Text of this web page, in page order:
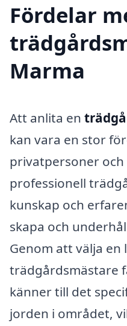
Fördelar
Marma
Att anlita en
kan vara en stor
privatpersoner
professionell
kunskap och
skapa och
Genom att välja en
trädgårdsmästare
känner till det
jorden i området,